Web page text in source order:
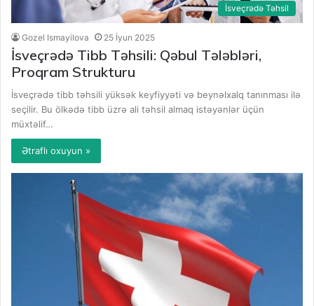
İsveçrədə Təhsil
Gozel Ismayilova 25 İyun 2025
İsveçrədə Tibb Təhsili: Qəbul Tələbləri,
Proqram Strukturu
İsveçrədə tibb təhsili yüksək keyfiyyəti və beynəlxalq tanınması ilə
seçilir. Bu ölkədə tibb üzrə ali təhsil almaq istəyənlər üçün
müxtəlif…
Ətraflı oxuyun »